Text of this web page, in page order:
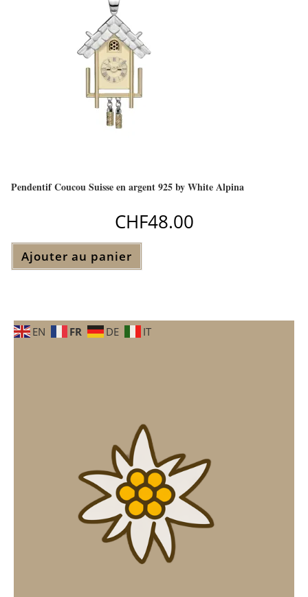
Pendentif Coucou Suisse en argent 925 by White Alpina
CHF48.00
Ajouter au panier
EN FR DE IT